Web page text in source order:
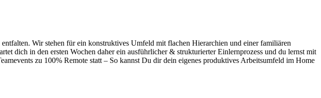
Wir stehen für ein konstruktives Umfeld mit flachen Hierarchien und einer familiären
dich in den ersten Wochen daher ein ausführlicher & strukturierter Einlernprozess und du lernst mit
zu 100% Remote statt – So kannst Du dir dein eigenes produktives Arbeitsumfeld im Home